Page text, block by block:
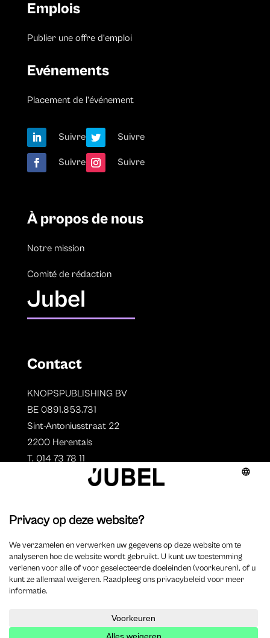
Emplois
Publier une offre d’emploi
Evénements
Placement de l’événement
Suivre Suivre
Suivre Suivre
À propos de nous
Notre mission
Comité de rédaction
Jubel
Contact
KNOPSPUBLISHING BV
BE 0891.853.731
Sint-Antoniusstraat 22
2200 Herentals
T. 014 73 78 11
Aperçu des auteurs
Devenir auteur ?
2023 Jubel – Webdesign byWisemen
Clause de non responsabilite–